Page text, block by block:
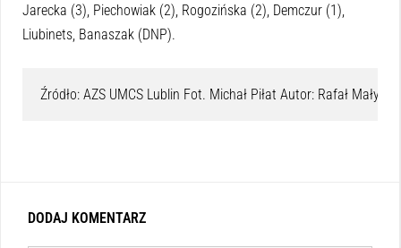
Jarecka (3), Piechowiak (2), Rogozińska (2), Demczur (1),
Liubinets, Banaszak (DNP).
Źródło: AZS UMCS Lublin Fot. Michał Piłat Autor: Rafał Małys
DODAJ KOMENTARZ